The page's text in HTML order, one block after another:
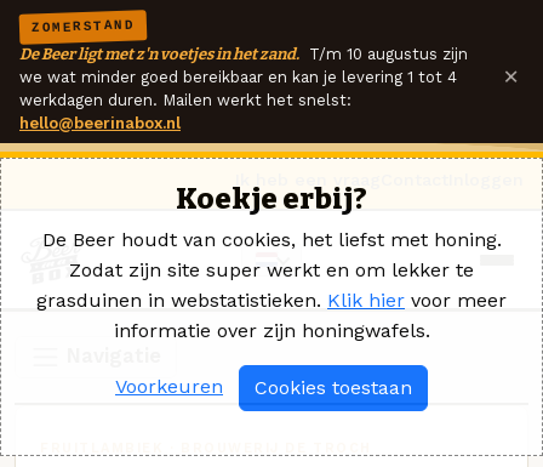
ZOMERSTAND
De Beer ligt met z'n voetjes in het zand. T/m 10 augustus zijn
we wat minder goed bereikbaar en kan je levering 1 tot 4
werkdagen duren. Mailen werkt het snelst:
hello@beerinabox.nl
×
Koekje erbij?
De Beer houdt van cookies, het liefst met honing.
Zodat zijn site super werkt en om lekker te
grasduinen in webstatistieken. Klik hier voor meer
informatie over zijn honingwafels.
Voorkeuren Cookies toestaan